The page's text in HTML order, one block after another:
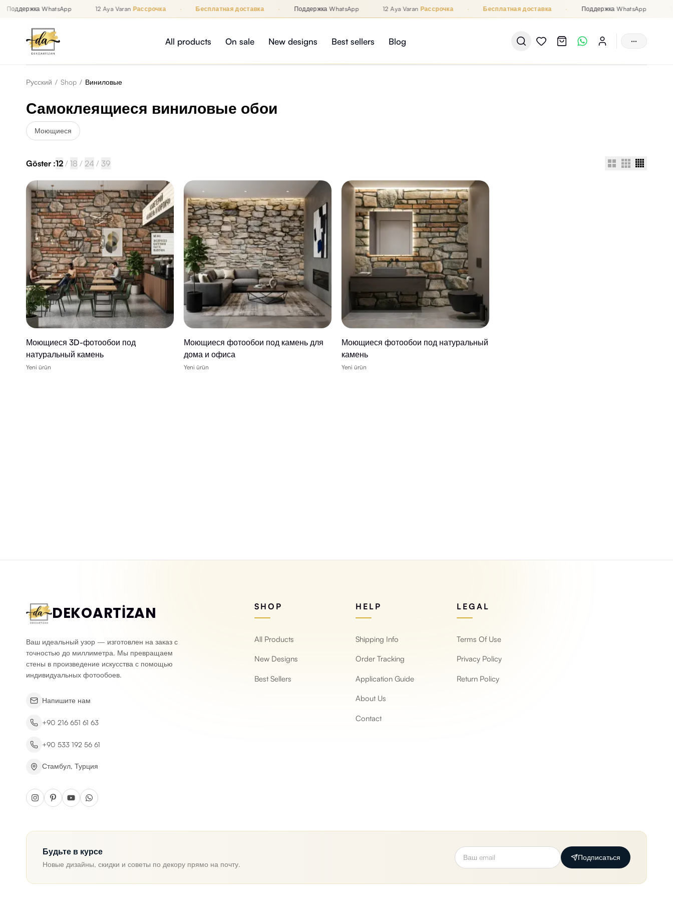
Поддержка WhatsApp 12 Aya Varan Рассрочка Бесплатная доставка Поддержка WhatsApp 12 Aya Varan Рассрочка Бесплатная доставка Поддержка WhatsApp
All products On sale New designs Best sellers Blog ···
Русский / Shop / Виниловые
Самоклеящиеся виниловые обои
Моющиеся
Göster :12 / 18 / 24 / 39
Моющиеся 3D-фотообои под
натуральный камень
Yeni ürün
Моющиеся фотообои под камень для
дома и офиса
Yeni ürün
Моющиеся фотообои под натуральный
камень
Yeni ürün
DEKOARTİZAN
Ваш идеальный узор — изготовлен на заказ с
точностью до миллиметра. Мы превращаем
стены в произведение искусства с помощью
индивидуальных фотообоев.
Напишите нам
+90 216 651 61 63
+90 533 192 56 61
Стамбул, Турция
SHOP
All Products
New Designs
Best Sellers
HELP
Shipping Info
Order Tracking
Application Guide
About Us
Contact
LEGAL
Terms Of Use
Privacy Policy
Return Policy
Будьте в курсе
Новые дизайны, скидки и советы по декору прямо на почту.
Подписаться